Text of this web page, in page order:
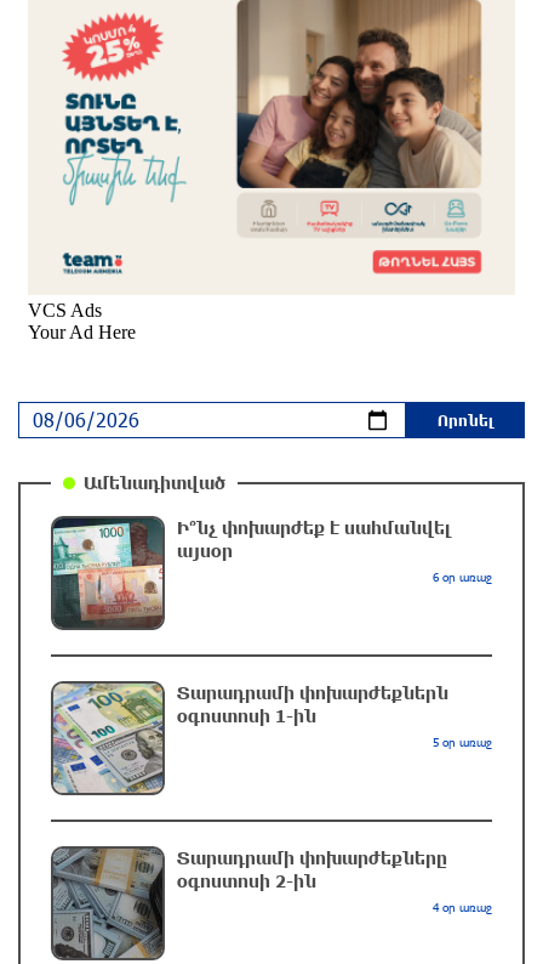
4 ժամ առաջ
Գյումրում այրվել է «GAZelle» մակնիշի
բեռնատարը
4 ժամ առաջ
Ջուր չի լինելու․ հասցեներ
Այս տարի Ռուսաստանի և Հայաստանի
4 ժամ առաջ
Ինչո՞ւ է Հաջիևն ավելի վստահ, քան
«Ժողովուրդ». Իշխանությունները լուծել են
«Սուրբ Աստվածամայր» ԲԿ–ում բժիշկները
փրկել են 5-ամյա օտարերկրացի տղայի
3 ժամ առաջ
Չեմ կարող մեկնաբանել Ձեր կողմից նշված
անձի խոսքը, բայց մենք ասել ենք, որ ուզում
Ամենադիտված
Ի՞նչ փոխարժեք է սահմանվել
այսօր
6 օր առաջ
Տարադրամի փոխարժեքներն
օգոստոսի 1-ին
5 օր առաջ
Տարադրամի փոխարժեքները
օգոստոսի 2-ին
4 օր առաջ